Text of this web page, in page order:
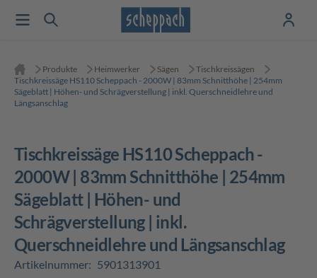
Produkte Heimwerker Sägen
Tischkreissägen
Tischkreissäge HS110 Scheppach - 2000W | 83mm Schnitthöhe | 254mm
Sägeblatt | Höhen- und Schrägverstellung | inkl. Querschneidlehre und
Längsanschlag
Tischkreissäge HS110 Scheppach -
2000W | 83mm Schnitthöhe | 254mm
Sägeblatt | Höhen- und
Schrägverstellung | inkl.
Querschneidlehre und Längsanschlag
Artikelnummer: 5901313901